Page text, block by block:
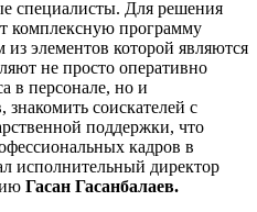
специалисты. Для решения
комплексную программу
элементов которой являются
не просто оперативно
в персонале, но и
соискателей с
поддержки, что
кадров в
исполнительный директор
Гасан Гасанбалаев.